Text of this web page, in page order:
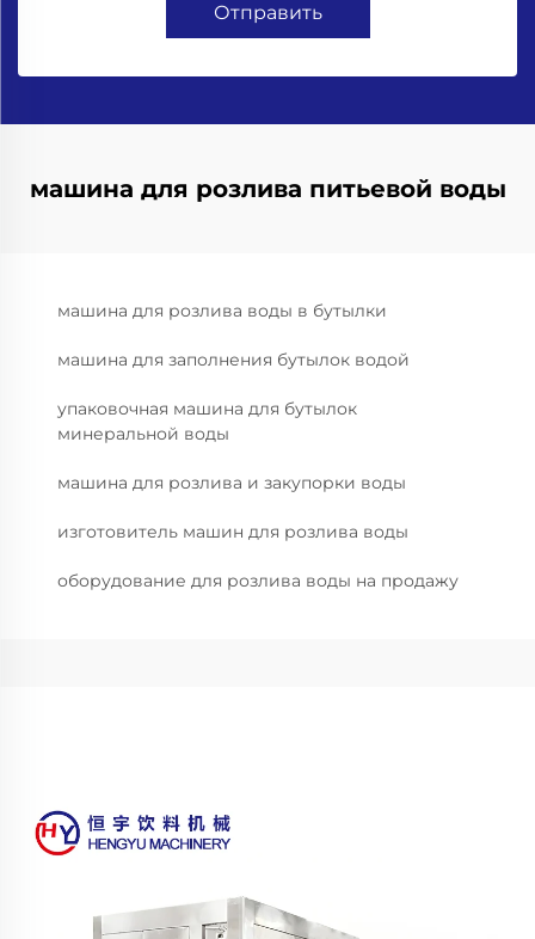
Отправить
машина для розлива питьевой воды
машина для розлива воды в бутылки
машина для заполнения бутылок водой
упаковочная машина для бутылок
минеральной воды
машина для розлива и закупорки воды
изготовитель машин для розлива воды
оборудование для розлива воды на продажу